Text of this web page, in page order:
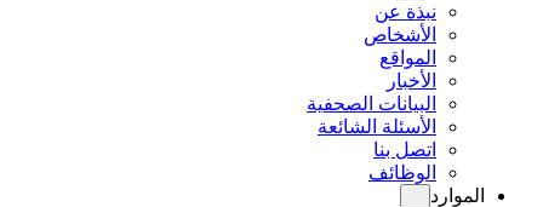
نبذة عن
الأشخاص
المواقع
الأخبار
البيانات الصحفية
الأسئلة الشائعة
اتصل بنا
الوظائف
الموارد